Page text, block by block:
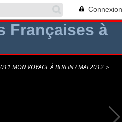
Connexion
011 MON VOYAGE À BERLIN / MAI 2012 >